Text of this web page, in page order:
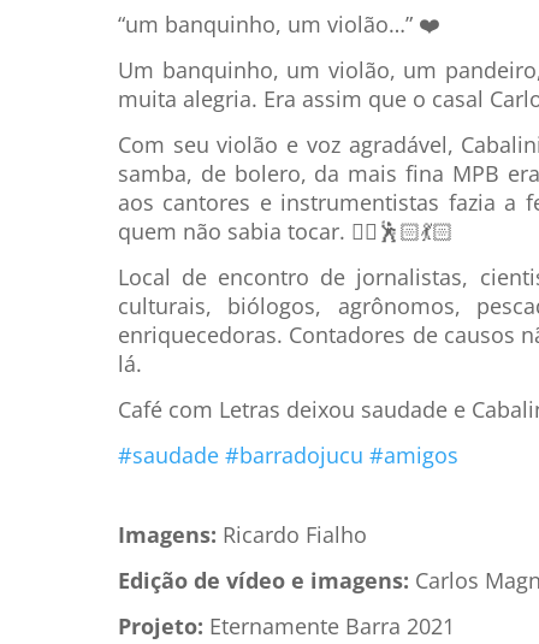
“um banquinho, um violão…” ❤️
Um banquinho, um violão, um
muita alegria. Era assim que o casal
Com seu violão e voz agradável,
samba, de bolero, da mais fina MPB
aos cantores e instrumentistas fazia a
quem não sabia tocar. 👯‍♂️🕺🏻💃🏻
Local de encontro de jornalistas,
culturais, biólogos, agrônomos,
enriquecedoras. Contadores de causos
lá.
Café com Letras deixou saudade e
#saudade #barradojucu #amigos
Imagens: Ricardo Fialho
Edição de vídeo e imagens: Carlos
Projeto: Eternamente Barra 2021